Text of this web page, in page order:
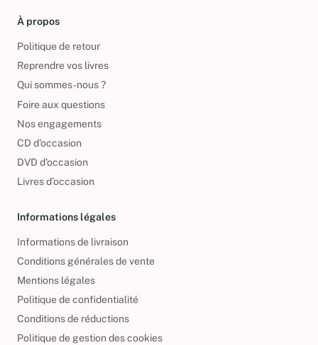
À propos
Politique de retour
Reprendre vos livres
Qui sommes-nous ?
Foire aux questions
Nos engagements
CD d'occasion
DVD d'occasion
Livres d’occasion
Informations légales
Informations de livraison
Conditions générales de vente
Mentions légales
Politique de confidentialité
Conditions de réductions
Politique de gestion des cookies